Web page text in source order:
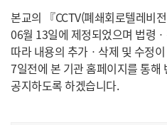
본교의 『CCTV(폐쇄회로텔레비
06월 13일에 제정되었으며 법령
따라 내용의 추가ㆍ삭제 및 수정
7일전에 본 기관 홈페이지를 통해
공지하도록 하겠습니다.